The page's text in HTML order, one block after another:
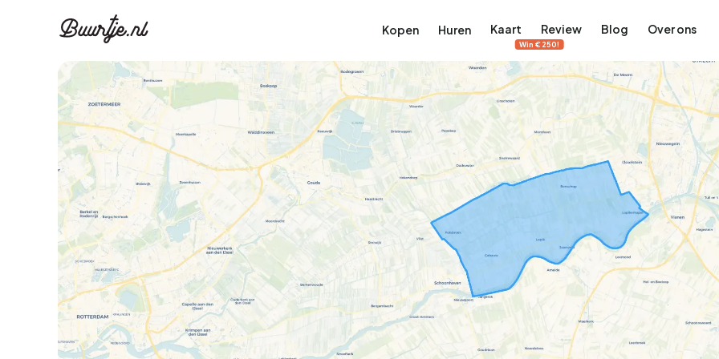
Kopen
Ontdek Amsterdam
Grachtengordel, Jordaan, De Pijp en meer
Koopwoningen in Amsterdam Bekijk op de kaart
Appartementen Tussenwoning
Huren
Ontdek Amsterdam
Grachtengordel, Jordaan, De Pijp en meer
Huurwoningen in Amsterdam Bekijk op de kaart
2.387
Appartementen
65
Studio's Tussenwoning
Kaart Review
Win €250!
Blog Over ons